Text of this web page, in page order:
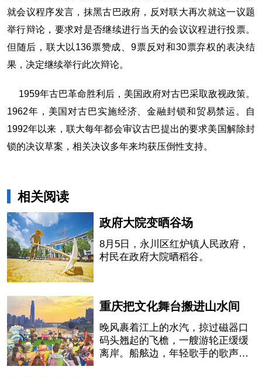
就会议程序发言，抹黑古巴政府，反对联大再次就这一议题
举行辩论，要求对是否继续进行当天的会议议程进行投票。
但随后，联大以136票赞成、9票反对和30票弃权的表决结
果，决定继续举行此次辩论。
1959年古巴革命胜利后，美国政府对古巴采取敌视政策。
1962年，美国对古巴实施经济、金融封锁和贸易禁运。自
1992年以来，联大每年都会审议古巴提出的要求美国解除封
锁的决议草案，相关决议多年来均获压倒性支持。
相关阅读
政府大院变晒谷场
8月5日，永川区红炉镇人民政府，
村民在政府大院晒稻谷。
重庆把文化舞台搬进山水间
晚风裹着江上的水汽，掠过磁器口
码头翘起的飞檐，一艘游轮正缓缓
离岸。船舷边，年轻歌手的歌声刚